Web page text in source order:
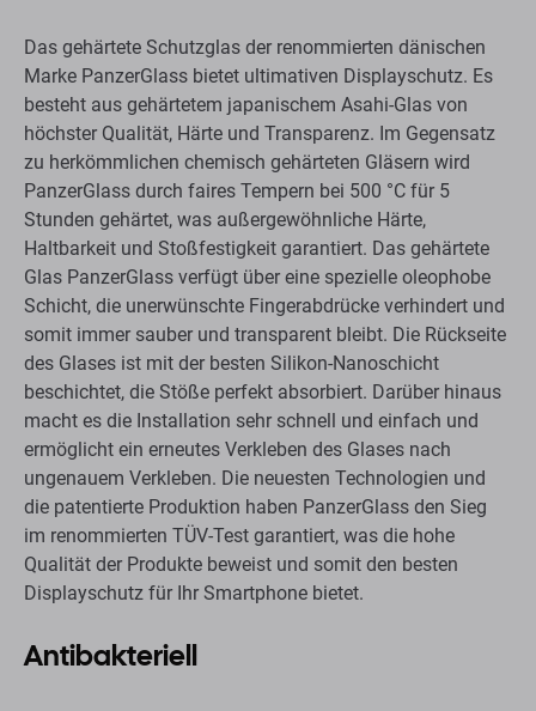
Das gehärtete Schutzglas der renommierten dänischen
Marke PanzerGlass bietet ultimativen Displayschutz. Es
besteht aus gehärtetem japanischem Asahi-Glas von
höchster Qualität, Härte und Transparenz. Im Gegensatz
zu herkömmlichen chemisch gehärteten Gläsern wird
PanzerGlass durch faires Tempern bei 500 °C für 5
Stunden gehärtet, was außergewöhnliche Härte,
Haltbarkeit und Stoßfestigkeit garantiert. Das gehärtete
Glas PanzerGlass verfügt über eine spezielle oleophobe
Schicht, die unerwünschte Fingerabdrücke verhindert und
somit immer sauber und transparent bleibt. Die Rückseite
des Glases ist mit der besten Silikon-Nanoschicht
beschichtet, die Stöße perfekt absorbiert. Darüber hinaus
macht es die Installation sehr schnell und einfach und
ermöglicht ein erneutes Verkleben des Glases nach
ungenauem Verkleben. Die neuesten Technologien und
die patentierte Produktion haben PanzerGlass den Sieg
im renommierten TÜV-Test garantiert, was die hohe
Qualität der Produkte beweist und somit den besten
Displayschutz für Ihr Smartphone bietet.
Antibakteriell